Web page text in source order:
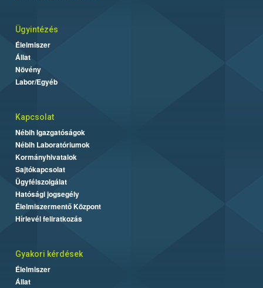
Ügyintézés
Élelmiszer
Állat
Növény
Labor/Egyéb
Kapcsolat
Nébih Igazgatóságok
Nébih Laboratóriumok
Kormányhivatalok
Sajtókapcsolat
Ügyfélszolgálat
Hatósági jogsegély
Élelmiszermentő Központ
Hírlevél feliratkozás
Gyakori kérdések
Élelmiszer
Állat